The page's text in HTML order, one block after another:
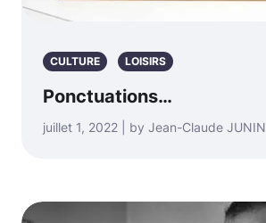
CULTURE LOISIRS
Ponctuations…
juillet 1, 2022 | by Jean-Claude JUNIN